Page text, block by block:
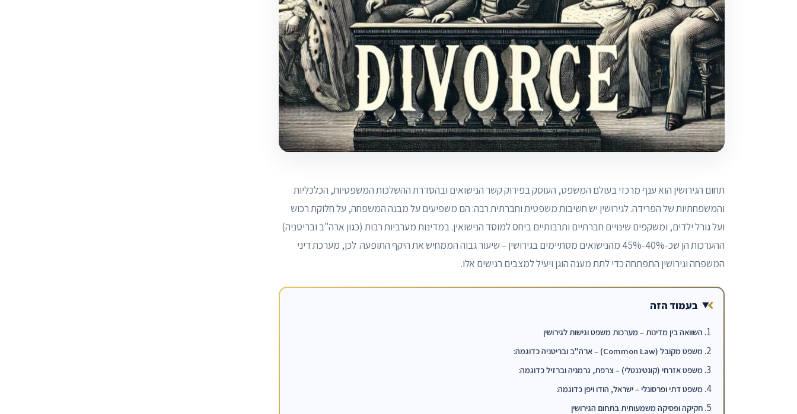
תחום הגירושין הוא ענף מרכזי בעולם המשפט, העוסק בפירוק קשר הנישואים ובהסדרת ההשלכות המשפטיות, הכלכליות
והמשפחתיות של הפרידה. לגירושין יש חשיבות משפטית וחברתית רבה: הם משפיעים על מבנה המשפחה, על חלוקת רכוש
ועל גורל ילדים, ומשקפים שינויים חברתיים ותרבותיים ביחס למוסד הנישואין. במדינות מערביות רבות (כגון ארה"ב ובריטניה)
ההערכות הן שכ-40%-45% מהנישואים מסתיימים בגירושין – שיעור גבוה הממחיש את היקף התופעה. לכן, מערכת דיני
המשפחה וגירושין התפתחה כדי לתת מענה הוגן ויעיל למצבים רגישים אלו.
בעמוד הזה
השוואה בין מדינות – מערכות משפט וגישות לגירושין
משפט מקובל (Common Law) – ארה"ב ובריטניה כדוגמה:
משפט אזרחי (קונטיננטלי) – צרפת, גרמניה וברזיל כדוגמה:
משפט דתי ופרסונלי – ישראל, הודו ויפן כדוגמה:
חקיקה ופסיקה משמעותית בתחום הגירושין